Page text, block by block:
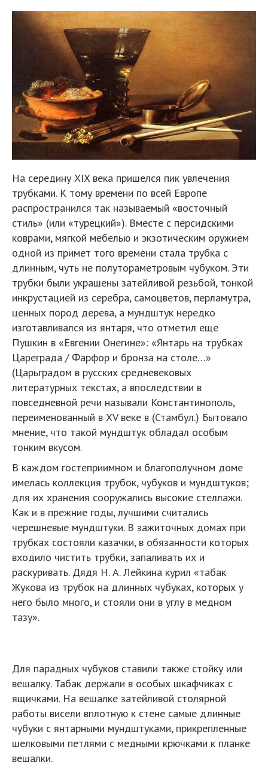
На середину XIX века пришелся пик увлечения
трубками. К тому времени по всей Европе
распространился так называемый «восточный
стиль» (или «турецкий»). Вместе с персидскими
коврами, мягкой мебелью и экзотическим оружием
одной из примет того времени стала трубка с
длинным, чуть не полутораметровым чубуком. Эти
трубки были украшены затейливой резьбой, тонкой
инкрустацией из серебра, самоцветов, перламутра,
ценных пород дерева, а мундштук нередко
изготавливался из янтаря, что отметил еще
Пушкин в «Евгении Онегине»: «Янтарь на трубках
Цареграда / Фарфор и бронза на столе…»
(Царьградом в русских средневековых
литературных текстах, а впоследствии в
повседневной речи называли Константинополь,
переименованный в XV веке в (Стамбул.) Бытовало
мнение, что такой мундштук обладал особым
тонким вкусом.
В каждом гостеприимном и благополучном доме
имелась коллекция трубок, чубуков и мундштуков;
для их хранения сооружались высокие стеллажи.
Как и в прежние годы, лучшими считались
черешневые мундштуки. В зажиточных домах при
трубках состояли казачки, в обязанности которых
входило чистить трубки, запаливать их и
раскуривать. Дядя Н. А. Лейкина курил «табак
Жукова из трубок на длинных чубуках, которых у
него было много, и стояли они в углу в медном
тазу».
Для парадных чубуков ставили также стойку или
вешалку. Табак держали в особых шкафчиках с
ящичками. На вешалке затейливой столярной
работы висели вплотную к стене самые длинные
чубуки с янтарными мундштуками, прикрепленные
шелковыми петлями с медными крючками к планке
вешалки.